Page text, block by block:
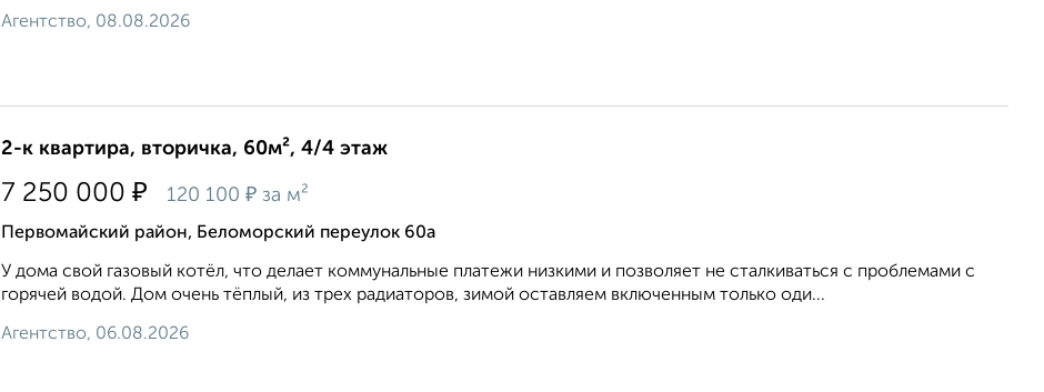
Агентство, 08.08.2026
2-к квартира, вторичка, 60м², 4/4 этаж
7 250 000 ₽ 120 100 ₽ за м²
Первомайский район, Беломорский переулок 60а
У дома свой газовый котёл, что делает коммунальные платежи низкими и позволяет не сталкиваться с проблемами с
горячей водой. Дом очень тёплый, из трех радиаторов, зимой оставляем включенным только оди...
Агентство, 06.08.2026